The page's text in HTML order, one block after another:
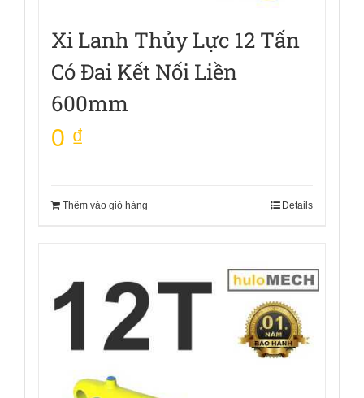
Xi Lanh Thủy Lực 12 Tấn
Có Đai Kết Nối Liền
600mm
0 ₫
Thêm vào giỏ hàng Details